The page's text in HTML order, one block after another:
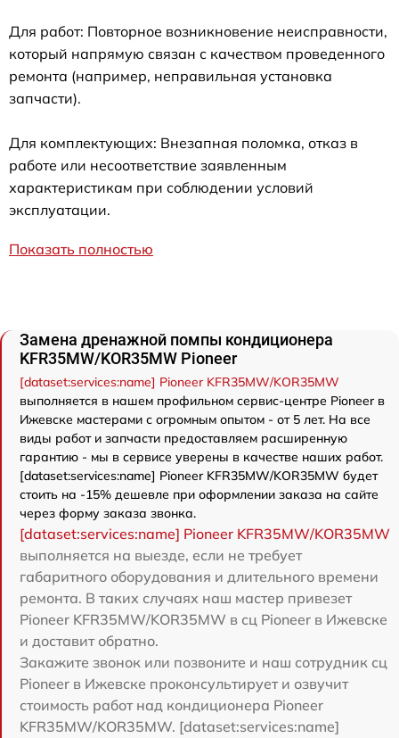
Для работ: Повторное возникновение неисправности,
который напрямую связан с качеством проведенного
ремонта (например, неправильная установка
запчасти).
Для комплектующих: Внезапная поломка, отказ в
работе или несоответствие заявленным
характеристикам при соблюдении условий
эксплуатации.
Показать полностью
Замена дренажной помпы кондиционера
KFR35MW/KOR35MW Pioneer
[dataset:services:name] Pioneer KFR35MW/KOR35MW
выполняется в нашем профильном сервис-центре Pioneer в
Ижевске мастерами с огромным опытом - от 5 лет. На все
виды работ и запчасти предоставляем расширенную
гарантию - мы в сервисе уверены в качестве наших работ.
[dataset:services:name] Pioneer KFR35MW/KOR35MW будет
стоить на -15% дешевле при оформлении заказа на сайте
через форму заказа звонка.
[dataset:services:name] Pioneer KFR35MW/KOR35MW
выполняется на выезде, если не требует
габаритного оборудования и длительного времени
ремонта. В таких случаях наш мастер привезет
Pioneer KFR35MW/KOR35MW в сц Pioneer в Ижевске
и доставит обратно.
Закажите звонок или позвоните и наш сотрудник сц
Pioneer в Ижевске проконсультирует и озвучит
стоимость работ над кондиционера Pioneer
KFR35MW/KOR35MW. [dataset:services:name]